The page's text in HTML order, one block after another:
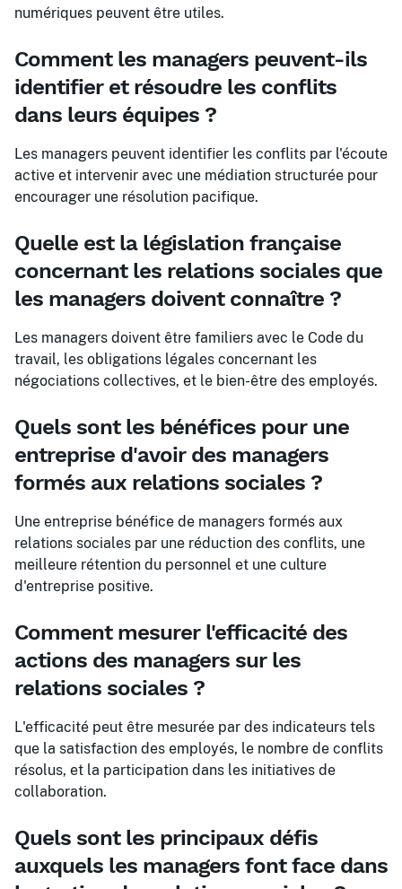
numériques peuvent être utiles.
Comment les managers peuvent-ils
identifier et résoudre les conflits
dans leurs équipes ?
Les managers peuvent identifier les conflits par l'écoute
active et intervenir avec une médiation structurée pour
encourager une résolution pacifique.
Quelle est la législation française
concernant les relations sociales que
les managers doivent connaître ?
Les managers doivent être familiers avec le Code du
travail, les obligations légales concernant les
négociations collectives, et le bien-être des employés.
Quels sont les bénéfices pour une
entreprise d'avoir des managers
formés aux relations sociales ?
Une entreprise bénéfice de managers formés aux
relations sociales par une réduction des conflits, une
meilleure rétention du personnel et une culture
d'entreprise positive.
Comment mesurer l'efficacité des
actions des managers sur les
relations sociales ?
L'efficacité peut être mesurée par des indicateurs tels
que la satisfaction des employés, le nombre de conflits
résolus, et la participation dans les initiatives de
collaboration.
Quels sont les principaux défis
auxquels les managers font face dans